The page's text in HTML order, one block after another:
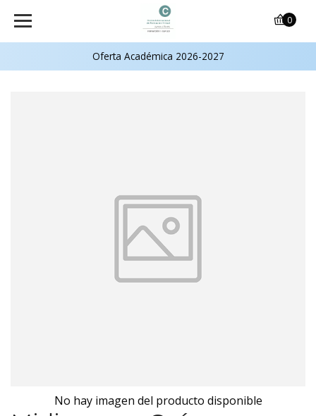
Oferta Académica 2026-2027
0
No hay imagen del producto disponible